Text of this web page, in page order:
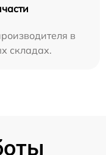
в
складах.